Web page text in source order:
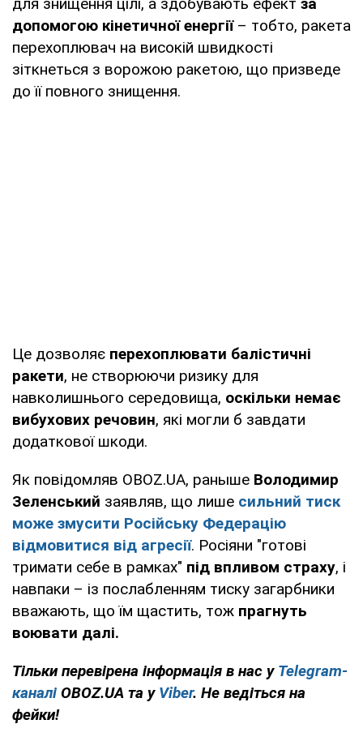
допомогою кінетичної енергії– тобто, ракета
перехоплювач на високій швидкості
зіткнеться з ворожою ракетою, що призведе
до її повного знищення.
Це дозволяє перехоплювати балістичні
ракети, не створюючи ризику для
навколишнього середовища, оскільки немає
вибухових речовин, які могли б завдати
додаткової шкоди.
Як повідомляв OBOZ.UA, раныше Володимир
Зеленський заявляв, що лише сильний тиск
може змусити Російську Федерацію
відмовитися від агресії. Росіяни "готові
тримати себе в рамках" під впливом страху, і
навпаки – із послабленням тиску загарбники
вважають, що їм щастить, тож прагнуть
воювати далі.
Тільки перевірена інформація в нас у Telegram-
каналі OBOZ.UA та у Viber. Не ведіться на
фейки!